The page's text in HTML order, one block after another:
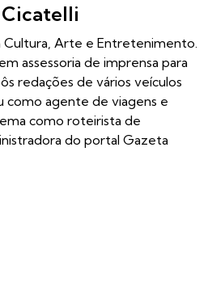
Cultura, Arte e Entretenimento.
assessoria de imprensa para
redações de vários veículos
como agente de viagens e
como roteirista de
do portal Gazeta